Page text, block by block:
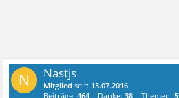
N Nastjs
Mitglied seit: 13.07.2016
Beiträge:464 Danke:38 Themen:5